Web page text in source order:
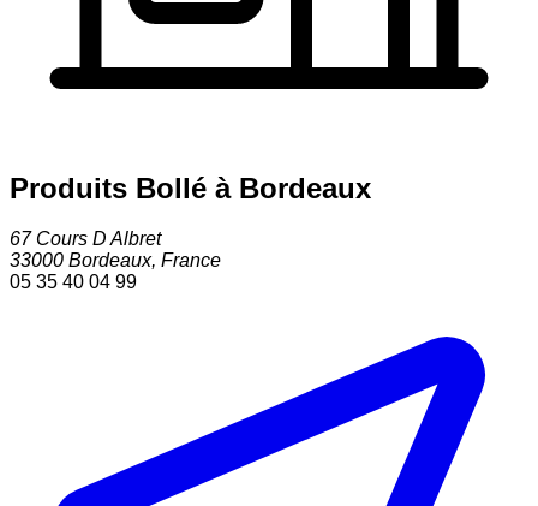
Produits Bollé à Bordeaux
67 Cours D Albret
33000 Bordeaux, France
05 35 40 04 99